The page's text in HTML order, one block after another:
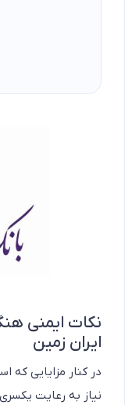
ایران زمین
در کنار مزایایی که
نیاز به رعایت